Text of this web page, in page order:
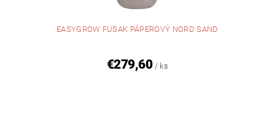
EASYGROW FUSAK PÁPEROVÝ NORD SAND
€279,60 / ks